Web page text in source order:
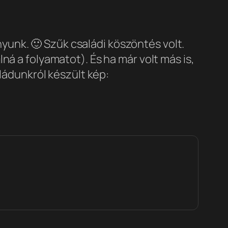
🙂 Szűk családi köszöntés volt.
a folyamatot). És ha már volt más is,
készült kép: